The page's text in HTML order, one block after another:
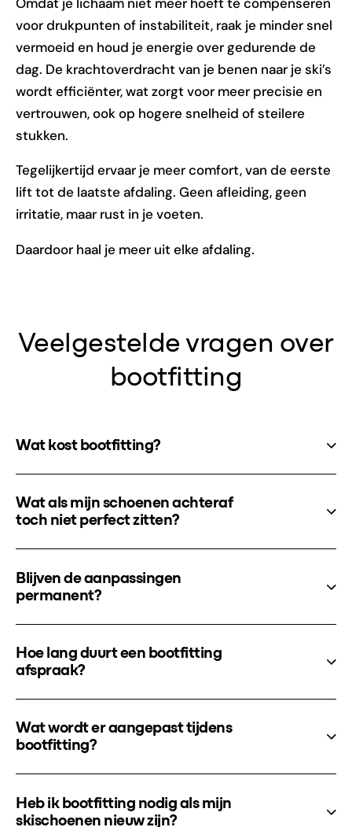
voor drukpunten of instabiliteit, raak je minder snel
vermoeid en houd je energie over gedurende de
dag. De krachtoverdracht van je benen naar je ski’s
wordt efficiënter, wat zorgt voor meer precisie en
vertrouwen, ook op hogere snelheid of steilere
stukken.
Tegelijkertijd ervaar je meer comfort, van de eerste
lift tot de laatste afdaling. Geen afleiding, geen
irritatie, maar rust in je voeten.
Daardoor haal je meer uit elke afdaling.
Veelgestelde vragen over
bootfitting
Wat kost bootfitting?
Wat als mijn schoenen achteraf
toch niet perfect zitten?
Blijven de aanpassingen
permanent?
Hoe lang duurt een bootfitting
afspraak?
Wat wordt er aangepast tijdens
bootfitting?
Heb ik bootfitting nodig als mijn
skischoenen nieuw zijn?